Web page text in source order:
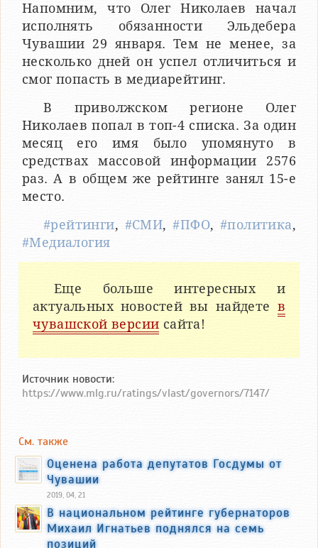
Напомним, что Олег Николаев начал
исполнять обязанности Эльдебера
Чувашии 29 января. Тем не менее, за
несколько дней он успел отличиться и
смог попасть в медиарейтинг.
В приволжском регионе Олег
Николаев попал в топ-4 списка. За один
месяц его имя было упомянуто в
средствах массовой информации 2576
раз. А в общем же рейтинге занял 15-е
место.
#рейтинги, #СМИ,#ПФО, #политика,
#Медиалогия
Еще больше интересных и
актуальных новостей вы найдете в
чувашской версии сайта!
Источник новости:
https://www.mlg.ru/ratings/vlast/governors/7147/
См. также
Оценена работа депутатов Госдумы от
Чувашии
2019, 04, 21
В национальном рейтинге губернаторов
Михаил Игнатьев поднялся на семь
позиций